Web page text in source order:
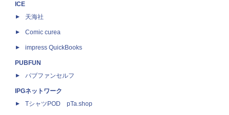
ICE
天海社
Comic curea
impress QuickBooks
PUBFUN
パブファンセルフ
IPGネットワーク
TシャツPOD pTa.shop